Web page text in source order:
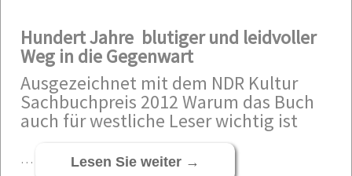
Hundert Jahre blutiger und leidvoller
Weg in die Gegenwart
Ausgezeichnet mit dem NDR Kultur
Sachbuchpreis 2012Warum das Buch
auch für westliche Leser wichtig ist
… Lesen Sie weiter →